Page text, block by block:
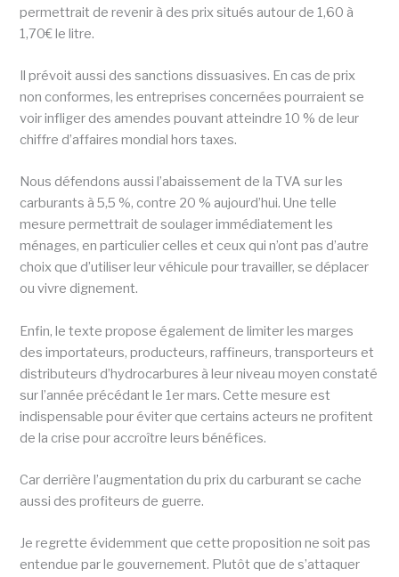
permettrait de revenir à des prix situés autour de 1,60 à
1,70€ le litre.
Il prévoit aussi des sanctions dissuasives. En cas de prix
non conformes, les entreprises concernées pourraient se
voir infliger des amendes pouvant atteindre 10 % de leur
chiffre d’affaires mondial hors taxes.
Nous défendons aussi l’abaissement de la TVA sur les
carburants à 5,5 %, contre 20 % aujourd’hui. Une telle
mesure permettrait de soulager immédiatement les
ménages, en particulier celles et ceux qui n’ont pas d’autre
choix que d’utiliser leur véhicule pour travailler, se déplacer
ou vivre dignement.
Enfin, le texte propose également de limiter les marges
des importateurs, producteurs, raffineurs, transporteurs et
distributeurs d’hydrocarbures à leur niveau moyen constaté
sur l’année précédant le 1er mars. Cette mesure est
indispensable pour éviter que certains acteurs ne profitent
de la crise pour accroître leurs bénéfices.
Car derrière l’augmentation du prix du carburant se cache
aussi des profiteurs de guerre.
Je regrette évidemment que cette proposition ne soit pas
entendue par le gouvernement. Plutôt que de s’attaquer